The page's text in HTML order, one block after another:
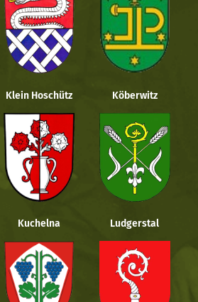
Klein Hoschütz Köberwitz
Kuchelna Ludgerstal